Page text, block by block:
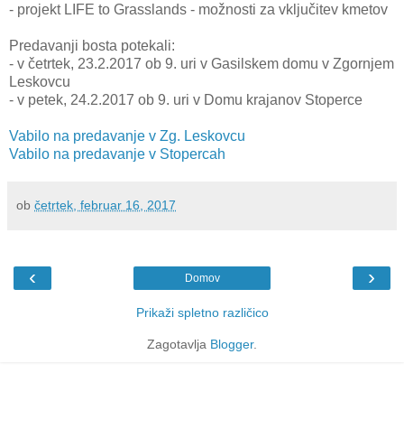
- projekt LIFE to Grasslands - možnosti za vključitev kmetov
Predavanji bosta potekali:
- v četrtek, 23.2.2017 ob 9. uri v Gasilskem domu v Zgornjem
Leskovcu
- v petek, 24.2.2017 ob 9. uri v Domu krajanov Stoperce
Vabilo na predavanje v Zg. Leskovcu
Vabilo na predavanje v Stopercah
ob četrtek, februar 16, 2017
‹ ›
Domov
Prikaži spletno različico
Zagotavlja Blogger.